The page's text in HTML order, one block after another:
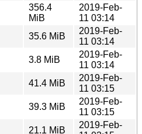
356.4
MiB
2019-Feb-
11 03:14
35.6 MiB
2019-Feb-
11 03:14
3.8 MiB
2019-Feb-
11 03:14
41.4 MiB
2019-Feb-
11 03:15
39.3 MiB
2019-Feb-
11 03:15
21.1 MiB
2019-Feb-